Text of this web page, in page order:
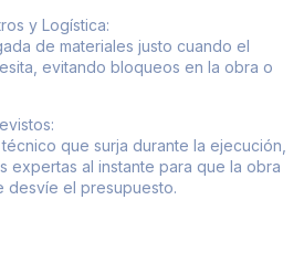
y Logística:
de materiales justo cuando el
evitando bloqueos en la obra o
que surja durante la ejecución,
expertas al instante para que la obra
desvíe el presupuesto.